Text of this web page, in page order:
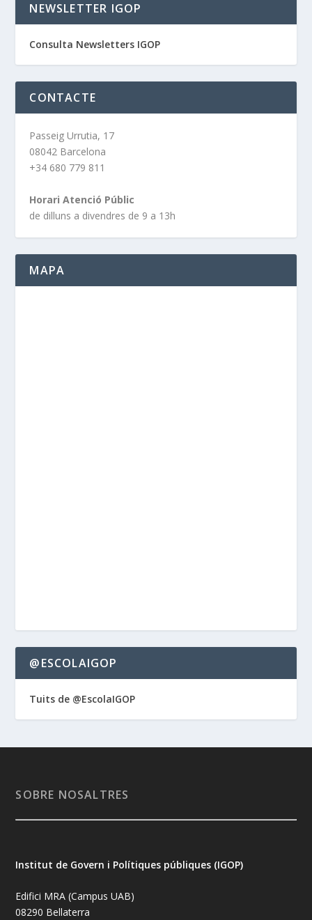
NEWSLETTER IGOP
Consulta Newsletters IGOP
CONTACTE
Passeig Urrutia, 17
08042 Barcelona
+34 680 779 811
Horari Atenció Públic
de dilluns a divendres de 9 a 13h
MAPA
@ESCOLAIGOP
Tuits de @EscolaIGOP
SOBRE NOSALTRES
Institut de Govern i Polítiques públiques (IGOP)
Edifici MRA (Campus UAB)
08290 Bellaterra